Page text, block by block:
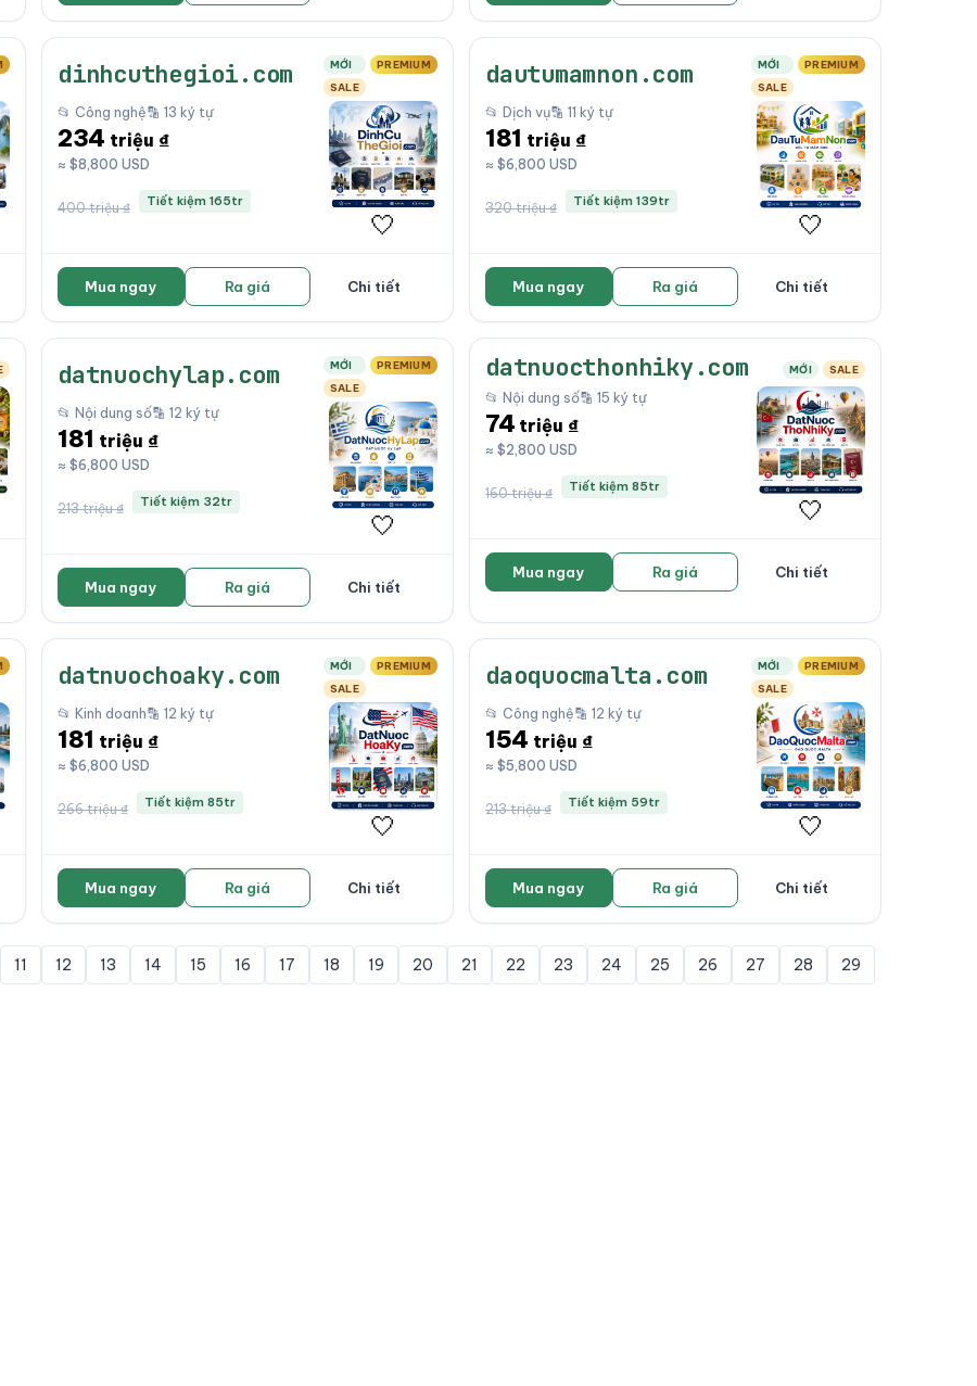
dinhcuthegioi.com MỚI
PREMIUM
SALE
📂 Công nghệ🔡 13 ký tự
234 triệu ₫
≈ $8,800 USD
400 triệu ₫ Tiết kiệm 165tr
🤍
Mua ngay Ra giá Chi tiết
dautumamnon.com MỚI
PREMIUM
SALE
📂 Dịch vụ🔡 11 ký tự
181 triệu ₫
≈ $6,800 USD
320 triệu ₫ Tiết kiệm 139tr
🤍
Mua ngay Ra giá Chi tiết
datnuochylap.com MỚI
PREMIUM
SALE
📂 Nội dung số🔡 12 ký tự
181 triệu ₫
≈ $6,800 USD
213 triệu ₫ Tiết kiệm 32tr
🤍
Mua ngay Ra giá Chi tiết
datnuocthonhiky.com MỚI SALE
📂 Nội dung số🔡 15 ký tự
74 triệu ₫
≈ $2,800 USD
160 triệu ₫ Tiết kiệm 85tr
🤍
Mua ngay Ra giá Chi tiết
datnuochoaky.com MỚI
PREMIUM
SALE
📂 Kinh doanh🔡 12 ký tự
181 triệu ₫
≈ $6,800 USD
266 triệu ₫ Tiết kiệm 85tr
🤍
Mua ngay Ra giá Chi tiết
daoquocmalta.com MỚI
PREMIUM
SALE
📂 Công nghệ🔡 12 ký tự
154 triệu ₫
≈ $5,800 USD
213 triệu ₫ Tiết kiệm 59tr
🤍
Mua ngay Ra giá Chi tiết
11 12 13 14 15 16 17 18 19 20 21 22 23 24 25 26 27 28
29